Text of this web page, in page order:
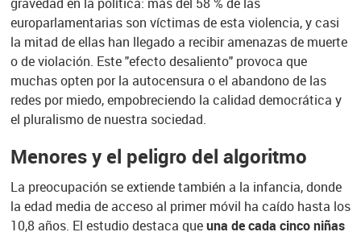
gravedad en la política: más del 58 % de las
europarlamentarias son víctimas de esta violencia, y casi
la mitad de ellas han llegado a recibir amenazas de muerte
o de violación. Este "efecto desaliento" provoca que
muchas opten por la autocensura o el abandono de las
redes por miedo, empobreciendo la calidad democrática y
el pluralismo de nuestra sociedad.
Menores y el peligro del algoritmo
La preocupación se extiende también a la infancia, donde
la edad media de acceso al primer móvil ha caído hasta los
10,8 años. El estudio destaca queuna de cada cinco niñas